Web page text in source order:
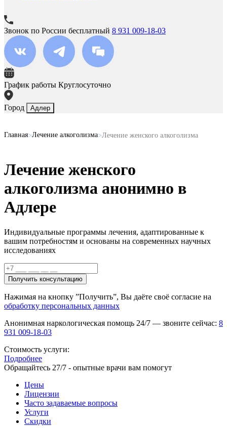
Звонок по России бесплатный 8 931 009-18-03
График работы Круглосуточно
Город Адлер
Главная Лечение алкоголизма Лечение женского алкоголизма
Лечение женского
алкоголизма анонимно в
Адлере
Индивидуальные программы лечения, адаптированные к
вашим потребностям и основаны на современных научных
исследованиях
Получить консультацию
Нажимая на кнопку ”Получить”, Вы даёте своё согласие на
обработку персональных данных
Анонимная наркологическая помощь 24/7 — звоните сейчас: 8
931 009-18-03
Стоимость услуги:
Подробнее
Обращайтесь 27/7 - опытные врачи вам помогут
Цены
Лицензии
Часто задаваемые вопросы
Услуги
Скидки